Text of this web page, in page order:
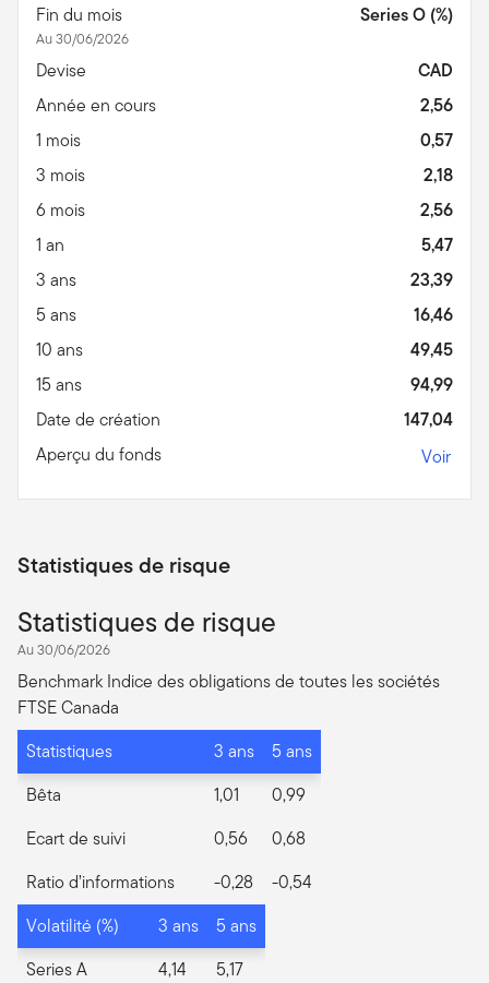
Fin du mois
Au 30/06/2026
Series O (%)
Devise
CAD
Année en cours
2,56
1 mois
0,57
3 mois
2,18
6 mois
2,56
1 an
5,47
3 ans
23,39
5 ans
16,46
10 ans
49,45
15 ans
94,99
Date de création
147,04
Aperçu du fonds
Voir
Statistiques de risque
Statistiques de risque
Au 30/06/2026
Benchmark Indice des obligations de toutes les sociétés
FTSE Canada
Statistiques
3 ans
5 ans
Bêta
1,01
0,99
Ecart de suivi
0,56
0,68
Ratio d’informations
-0,28
-0,54
Volatilité (%)
3 ans
5 ans
Series A
4,14 5,17